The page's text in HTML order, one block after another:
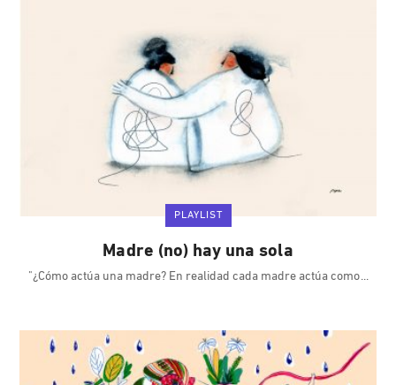
PLAYLIST
Madre (no) hay una sola
"¿Cómo actúa una madre? En realidad cada madre actúa como